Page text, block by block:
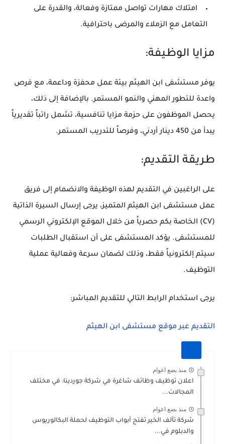
امتلاك مهارات تواصل ممتازة وفعالة، والقدرة على
التعامل مع الزملاء والمرضى باحترافية.
مزايا الوظيفة:
يوفر مستشفى ابن الهيثم بيئة عمل محفزة وداعمة، مع فرص
واعدة للتطور المهني والنمو المستمر. بالإضافة إلى ذلك،
يحصل الموظفون على حزمة مزايا تنافسية، تشمل راتباً تقديرياً
يبدأ من 450 دينار أردني، وفرصاً للتدريب المستمر.
طريقة التقديم:
على الراغبين في التقديم لهذه الوظيفة والانضمام إلى فريق
عمل مستشفى ابن الهيثم المتميز، يرجى إرسال السيرة الذاتية
(CV) الخاصة بكم حصرياً من خلال الموقع الإلكتروني الرسمي
للمستشفى. يؤكد المستشفى على أن استقبال الطلبات
سيتم إلكترونياً فقط، وذلك لضمان سرعة وفعالية عملية
التوظيف.
يرجى استخدام الرابط التالي للتقديم المباشر:
التقديم عبر موقع مستشفى ابن الهيثم
منذ بضع اعوام
اعلان توظيف وظائف شاغرة في شركة جوردينا: في مختلف
المجالات...
منذ بضع اعوام
شركة تآلف الخير تفتح أبواب التوظيف لحملة البكالوريوس
والدبلوم في...